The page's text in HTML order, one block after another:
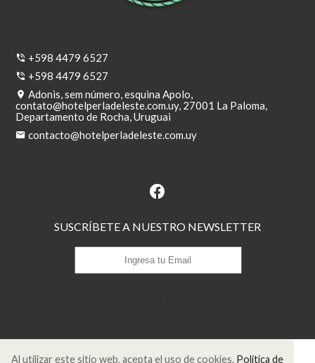
+598 4479 6527
+598 4479 6527
Adonis, sem número, esquina Apolo,
contato@hotelperladeleste.com.uy, 27001 La Paloma,
Departamento de Rocha, Uruguai
contacto@hotelperladeleste.com.uy
SUSCRÍBETE A NUESTRO NEWSLETTER
Al utilizar este sitio web, acepta el uso de cookies. Política de